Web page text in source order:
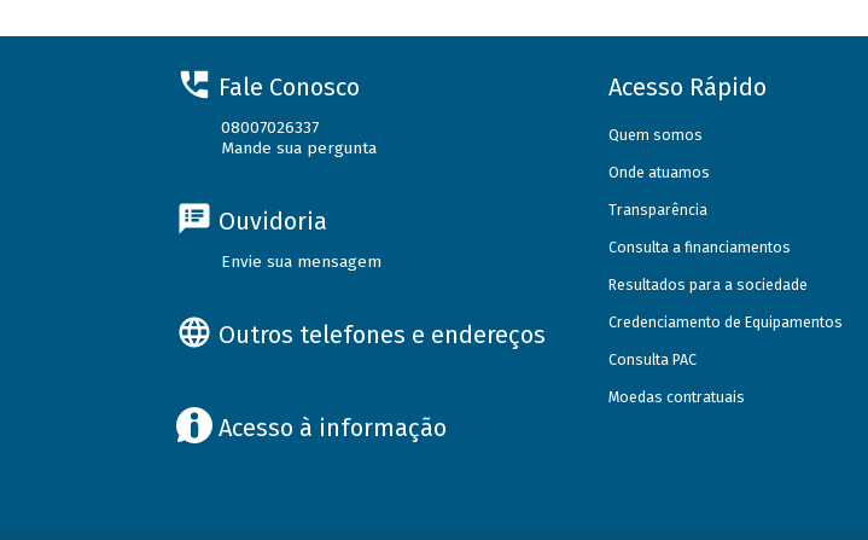
Fale Conosco
08007026337
Mande sua pergunta
Ouvidoria
Envie sua mensagem
Outros telefones e endereços
Acesso à informação
Acesso Rápido
Quem somos
Onde atuamos
Transparência
Consulta a financiamentos
Resultados para a sociedade
Credenciamento de Equipamentos
Consulta PAC
Moedas contratuais